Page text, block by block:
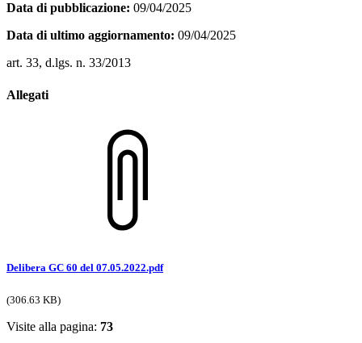
Data di pubblicazione: 09/04/2025
Data di ultimo aggiornamento: 09/04/2025
art. 33, d.lgs. n. 33/2013
Allegati
Delibera GC 60 del 07.05.2022.pdf
(306.63 KB)
Visite alla pagina: 73